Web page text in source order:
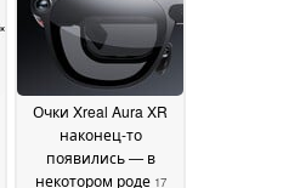
Очки Xreal Aura XR
наконец-то
появились — в
некотором роде 17